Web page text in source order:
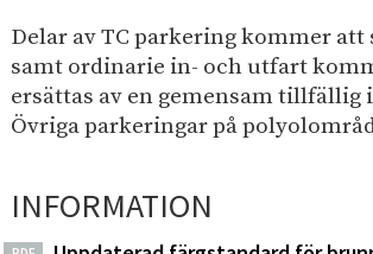
Delar av TC parkering kommer att
samt ordinarie in- och utfart
ersättas av en gemensam tillfällig
Övriga parkeringar på
INFORMATION